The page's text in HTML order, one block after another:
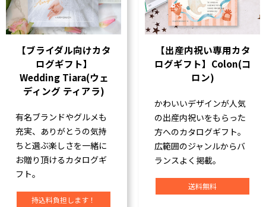
【ブライダル向けカタ
ログギフト】
Wedding Tiara(ウェ
ディング ティアラ)
有名ブランドやグルメも
充実、ありがとうの気持
ちと選ぶ楽しさを一緒に
お贈り頂けるカタログギ
フト。
持込料負担します！
【出産内祝い専用カタ
ログギフト】Colon(コ
ロン)
かわいいデザインが人気
の出産内祝いをもらった
方へのカタログギフト。
広範囲のジャンルからバ
ランスよく掲載。
送料無料